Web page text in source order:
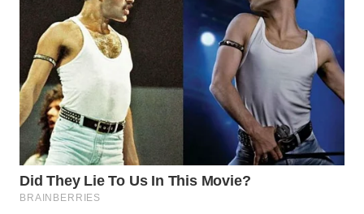
WAHANA
NEWS
WAHANA
TANI
WAHANA
ADVOKAT